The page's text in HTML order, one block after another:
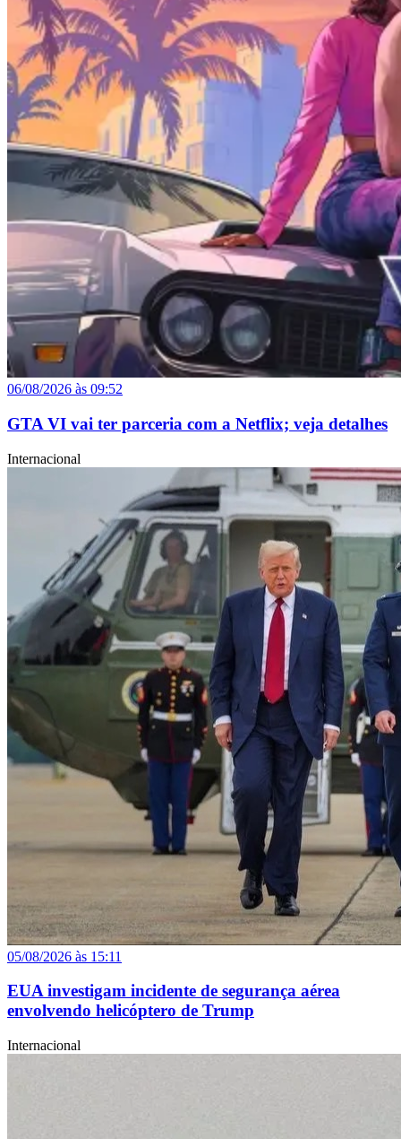
06/08/2026 às 09:52
GTA VI vai ter parceria com a Netflix; veja detalhes
Internacional
05/08/2026 às 15:11
EUA investigam incidente de segurança aérea
envolvendo helicóptero de Trump
Internacional